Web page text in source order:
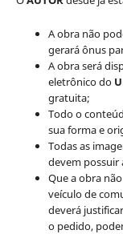
A obra não
gerará ônus
A obra será
eletrônico do
gratuita;
Todo o
sua forma e
Todas as
devem possuir
Que a obra
veículo de
deverá
o pedido,